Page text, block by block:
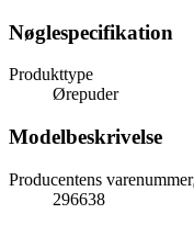
Nøglespecifikation
Produkttype
Ørepuder
Modelbeskrivelse
Producentens varenummer
296638